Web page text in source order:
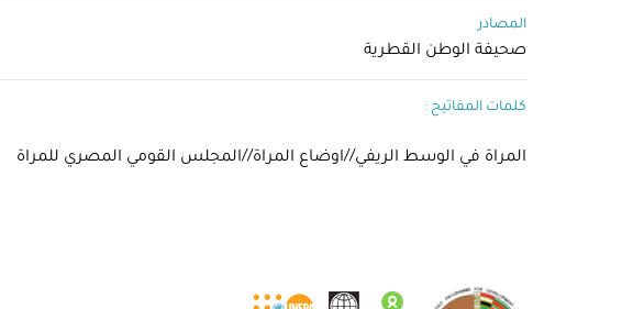
المصادر
صحيفة الوطن القطرية
كلمات المفاتيح :
المراة في الوسط الريفي//اوضاع المراة//المجلس القومي المصري للمراة